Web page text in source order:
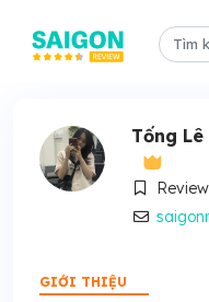
Tống
GIỚI THIỆU